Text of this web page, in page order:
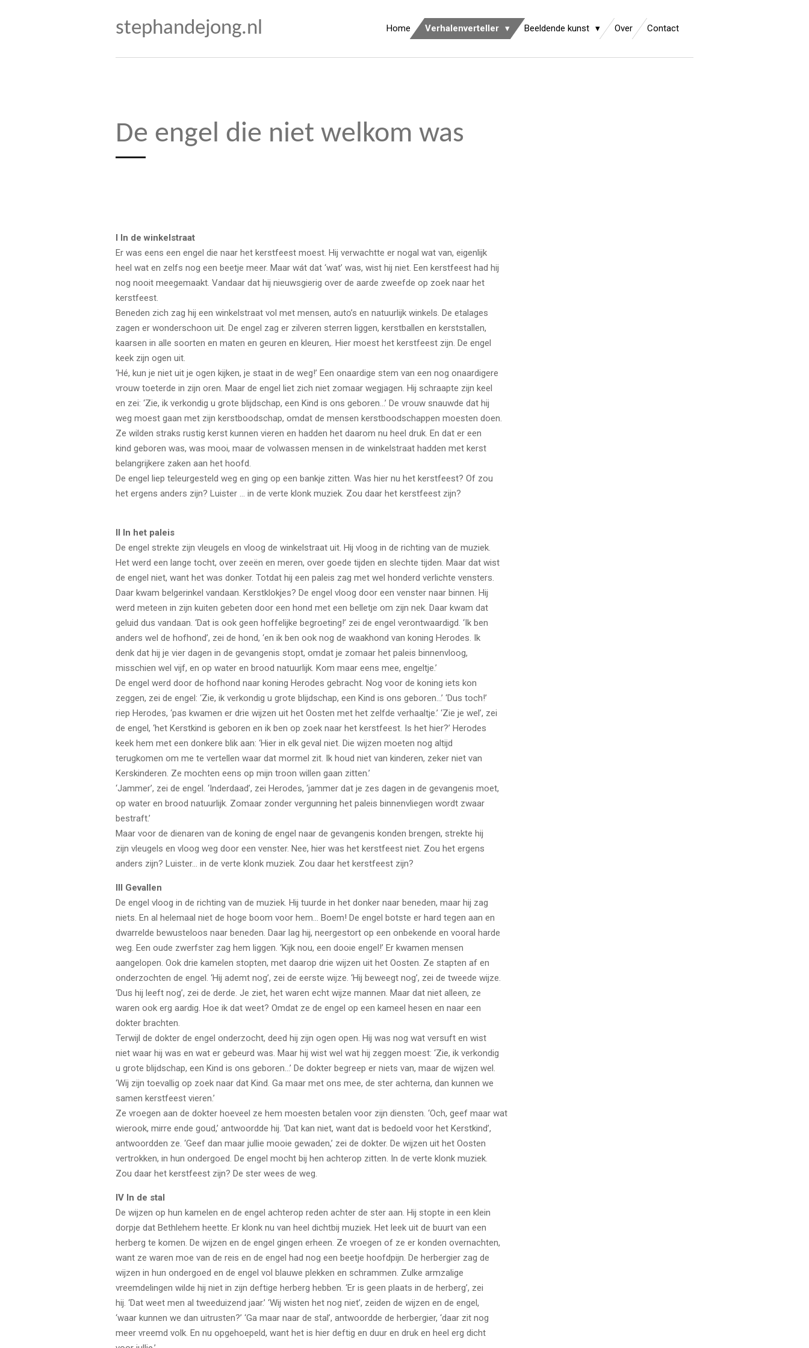
stephandejong.nl Home Verhalenverteller Beeldende kunst Over Contact
De engel die niet welkom was
I In de winkelstraat
Er was eens een engel die naar het kerstfeest moest. Hij verwachtte er nogal wat van, eigenlijk
heel wat en zelfs nog een beetje meer. Maar wát dat ‘wat’ was, wist hij niet. Een kerstfeest had hij
nog nooit meegemaakt. Vandaar dat hij nieuwsgierig over de aarde zweefde op zoek naar het
kerstfeest.
Beneden zich zag hij een winkelstraat vol met mensen, auto’s en natuurlijk winkels. De etalages
zagen er wonderschoon uit. De engel zag er zilveren sterren liggen, kerstballen en kerststallen,
kaarsen in alle soorten en maten en geuren en kleuren,. Hier moest het kerstfeest zijn. De engel
keek zijn ogen uit.
‘Hé, kun je niet uit je ogen kijken, je staat in de weg!’ Een onaardige stem van een nog onaardigere
vrouw toeterde in zijn oren. Maar de engel liet zich niet zomaar wegjagen. Hij schraapte zijn keel
en zei: ‘Zie, ik verkondig u grote blijdschap, een Kind is ons geboren…’ De vrouw snauwde dat hij
weg moest gaan met zijn kerstboodschap, omdat de mensen kerstboodschappen moesten doen.
Ze wilden straks rustig kerst kunnen vieren en hadden het daarom nu heel druk. En dat er een
kind geboren was, was mooi, maar de volwassen mensen in de winkelstraat hadden met kerst
belangrijkere zaken aan het hoofd.
De engel liep teleurgesteld weg en ging op een bankje zitten. Was hier nu het kerstfeest? Of zou
het ergens anders zijn? Luister … in de verte klonk muziek. Zou daar het kerstfeest zijn?
II In het paleis
De engel strekte zijn vleugels en vloog de winkelstraat uit. Hij vloog in de richting van de muziek.
Het werd een lange tocht, over zeeën en meren, over goede tijden en slechte tijden. Maar dat wist
de engel niet, want het was donker. Totdat hij een paleis zag met wel honderd verlichte vensters.
Daar kwam belgerinkel vandaan. Kerstklokjes? De engel vloog door een venster naar binnen. Hij
werd meteen in zijn kuiten gebeten door een hond met een belletje om zijn nek. Daar kwam dat
geluid dus vandaan. ‘Dat is ook geen hoffelijke begroeting!’ zei de engel verontwaardigd. ‘Ik ben
anders wel de hofhond’, zei de hond, ‘en ik ben ook nog de waakhond van koning Herodes. Ik
denk dat hij je vier dagen in de gevangenis stopt, omdat je zomaar het paleis binnenvloog,
misschien wel vijf, en op water en brood natuurlijk. Kom maar eens mee, engeltje.’
De engel werd door de hofhond naar koning Herodes gebracht. Nog voor de koning iets kon
zeggen, zei de engel: ‘Zie, ik verkondig u grote blijdschap, een Kind is ons geboren…’ ‘Dus toch!’
riep Herodes, ‘pas kwamen er drie wijzen uit het Oosten met het zelfde verhaaltje.’ ‘Zie je wel’, zei
de engel, ‘het Kerstkind is geboren en ik ben op zoek naar het kerstfeest. Is het hier?’ Herodes
keek hem met een donkere blik aan: ‘Hier in elk geval niet. Die wijzen moeten nog altijd
terugkomen om me te vertellen waar dat mormel zit. Ik houd niet van kinderen, zeker niet van
Kerskinderen. Ze mochten eens op mijn troon willen gaan zitten.’
‘Jammer’, zei de engel. ‘Inderdaad’, zei Herodes, ‘jammer dat je zes dagen in de gevangenis moet,
op water en brood natuurlijk. Zomaar zonder vergunning het paleis binnenvliegen wordt zwaar
bestraft.’
Maar voor de dienaren van de koning de engel naar de gevangenis konden brengen, strekte hij
zijn vleugels en vloog weg door een venster. Nee, hier was het kerstfeest niet. Zou het ergens
anders zijn? Luister… in de verte klonk muziek. Zou daar het kerstfeest zijn?
III Gevallen
De engel vloog in de richting van de muziek. Hij tuurde in het donker naar beneden, maar hij zag
niets. En al helemaal niet de hoge boom voor hem… Boem! De engel botste er hard tegen aan en
dwarrelde bewusteloos naar beneden. Daar lag hij, neergestort op een onbekende en vooral harde
weg. Een oude zwerfster zag hem liggen. ‘Kijk nou, een dooie engel!’ Er kwamen mensen
aangelopen. Ook drie kamelen stopten, met daarop drie wijzen uit het Oosten. Ze stapten af en
onderzochten de engel. ‘Hij ademt nog’, zei de eerste wijze. ‘Hij beweegt nog’, zei de tweede wijze.
‘Dus hij leeft nog’, zei de derde. Je ziet, het waren echt wijze mannen. Maar dat niet alleen, ze
waren ook erg aardig. Hoe ik dat weet? Omdat ze de engel op een kameel hesen en naar een
dokter brachten.
Terwijl de dokter de engel onderzocht, deed hij zijn ogen open. Hij was nog wat versuft en wist
niet waar hij was en wat er gebeurd was. Maar hij wist wel wat hij zeggen moest: ‘Zie, ik verkondig
u grote blijdschap, een Kind is ons geboren…’ De dokter begreep er niets van, maar de wijzen wel.
‘Wij zijn toevallig op zoek naar dat Kind. Ga maar met ons mee, de ster achterna, dan kunnen we
samen kerstfeest vieren.’
Ze vroegen aan de dokter hoeveel ze hem moesten betalen voor zijn diensten. ‘Och, geef maar wat
wierook, mirre ende goud,’ antwoordde hij. ‘Dat kan niet, want dat is bedoeld voor het Kerstkind’,
antwoordden ze. ‘Geef dan maar jullie mooie gewaden,’ zei de dokter. De wijzen uit het Oosten
vertrokken, in hun ondergoed. De engel mocht bij hen achterop zitten. In de verte klonk muziek.
Zou daar het kerstfeest zijn? De ster wees de weg.
IV In de stal
De wijzen op hun kamelen en de engel achterop reden achter de ster aan. Hij stopte in een klein
dorpje dat Bethlehem heette. Er klonk nu van heel dichtbij muziek. Het leek uit de buurt van een
herberg te komen. De wijzen en de engel gingen erheen. Ze vroegen of ze er konden overnachten,
want ze waren moe van de reis en de engel had nog een beetje hoofdpijn. De herbergier zag de
wijzen in hun ondergoed en de engel vol blauwe plekken en schrammen. Zulke armzalige
vreemdelingen wilde hij niet in zijn deftige herberg hebben. ‘Er is geen plaats in de herberg’, zei
hij. ‘Dat weet men al tweeduizend jaar.’ ‘Wij wisten het nog niet’, zeiden de wijzen en de engel,
‘waar kunnen we dan uitrusten?’ ‘Ga maar naar de stal’, antwoordde de herbergier, ‘daar zit nog
meer vreemd volk. En nu opgehoepeld, want het is hier deftig en duur en druk en heel erg dicht